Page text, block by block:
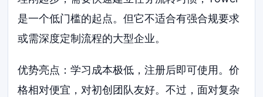
是一个低门槛的起点。但它不适合有强合规要求
或需深度定制流程的大型企业。
优势亮点：学习成本极低，注册后即可使用。价
格相对便宜，对初创团队友好。不过，面对复杂